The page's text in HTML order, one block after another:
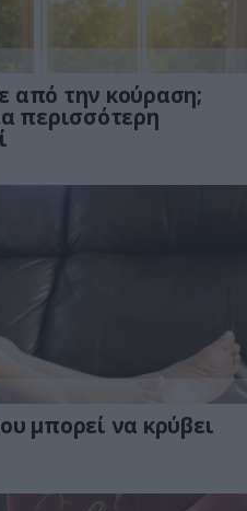
από την κούραση;
περισσότερη
μπορεί να κρύβει